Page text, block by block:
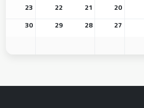
20
21
22
23
27
28
29
30